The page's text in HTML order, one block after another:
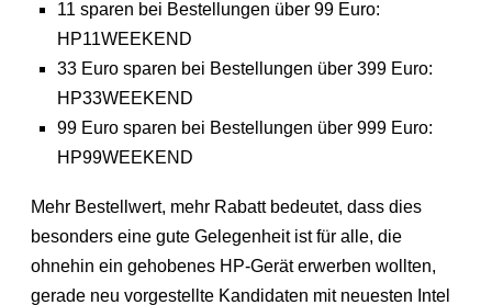
11 sparen bei Bestellungen über 99 Euro:
HP11WEEKEND
33 Euro sparen bei Bestellungen über 399 Euro:
HP33WEEKEND
99 Euro sparen bei Bestellungen über 999 Euro:
HP99WEEKEND
Mehr Bestellwert, mehr Rabatt bedeutet, dass dies
besonders eine gute Gelegenheit ist für alle, die
ohnehin ein gehobenes HP-Gerät erwerben wollten,
gerade neu vorgestellte Kandidaten mit neuesten Intel